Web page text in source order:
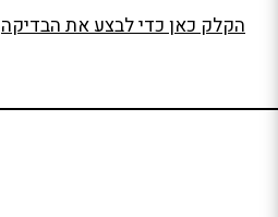
הקלק כאן כדי לבצע את הבדיקה